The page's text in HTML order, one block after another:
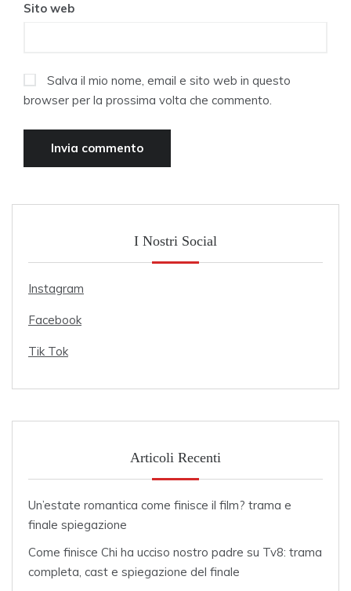
Sito web
Salva il mio nome, email e sito web in questo
browser per la prossima volta che commento.
I Nostri Social
Instagram
Facebook
Tik Tok
Articoli Recenti
Un’estate romantica come finisce il film? trama e
finale spiegazione
Come finisce Chi ha ucciso nostro padre su Tv8: trama
completa, cast e spiegazione del finale